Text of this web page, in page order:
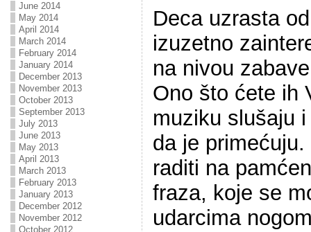
June 2014
May 2014
April 2014
March 2014
February 2014
January 2014
December 2013
November 2013
October 2013
September 2013
July 2013
June 2013
May 2013
April 2013
March 2013
February 2013
January 2013
December 2012
November 2012
October 2012
Deca uzrasta
izuzetno
na nivou
Ono što ćete ih
muziku slušaju
da je
raditi na
fraza, koje se
udarcima